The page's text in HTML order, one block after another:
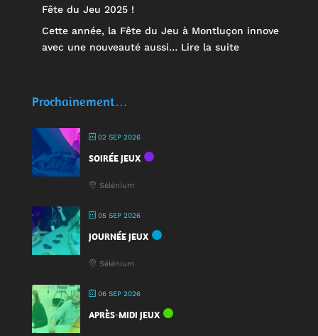
Fête du Jeu 2025 !
Cette année, la Fête du Jeu à Montluçon innove
avec une nouveauté aussi… Lire la suite:
Prochainement…
02 SEP 2026
SOIRÉE JEUX
Sélénium
05 SEP 2026
JOURNÉE JEUX
Sélénium
06 SEP 2026
APRÈS-MIDI JEUX